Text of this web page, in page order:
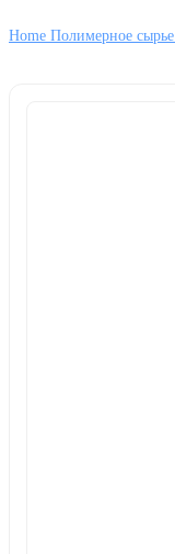
Home Полимерное сырье